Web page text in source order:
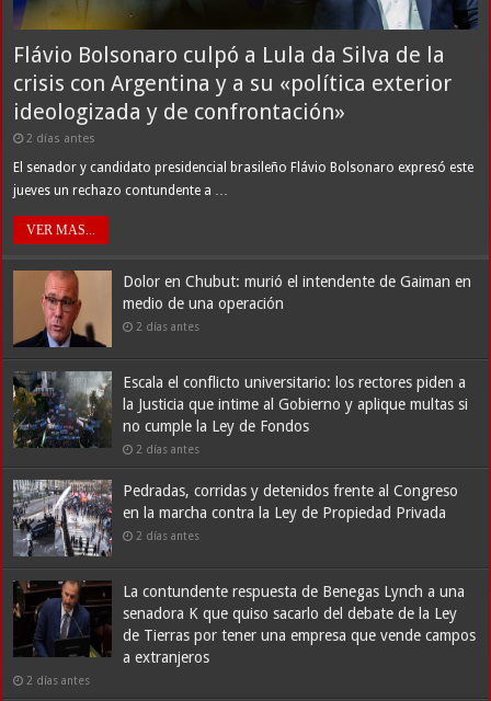
Flávio Bolsonaro culpó a Lula da Silva de la
crisis con Argentina y a su «política exterior
ideologizada y de confrontación»
2 días antes
El senador y candidato presidencial brasileño Flávio Bolsonaro expresó este
jueves un rechazo contundente a …
VER MAS...
Dolor en Chubut: murió el intendente de Gaiman en
medio de una operación
2 días antes
Escala el conflicto universitario: los rectores piden a
la Justicia que intime al Gobierno y aplique multas si
no cumple la Ley de Fondos
2 días antes
Pedradas, corridas y detenidos frente al Congreso
en la marcha contra la Ley de Propiedad Privada
2 días antes
La contundente respuesta de Benegas Lynch a una
senadora K que quiso sacarlo del debate de la Ley
de Tierras por tener una empresa que vende campos
a extranjeros
2 días antes